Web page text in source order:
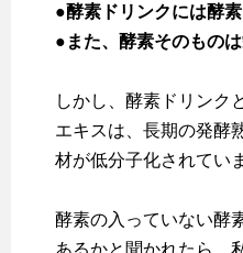
●酵素ドリンクには酵
●また、酵素そのもの
しかし、酵素ドリンク
エキスは、長期の発酵
材が低分子化されてい
酵素の入っていない酵
あるかと聞かれたら、